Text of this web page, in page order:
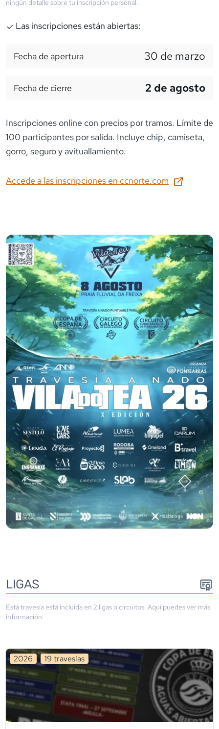
ningún detalle sobre tu inscripción personal.
Las inscripciones están abiertas:
Fecha de apertura 30 de marzo
Fecha de cierre 2 de agosto
Inscripciones online con precios por tramos. Límite de
100 participantes por salida. Incluye chip, camiseta,
gorro, seguro y avituallamiento.
Accede a las inscripciones en ccnorte.com
LIGAS
Está travesía está incluida en 2 ligas o circuitos. Aquí puedes ver más
información:
2026 19 travesías